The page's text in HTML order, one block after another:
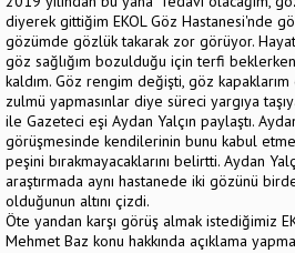
diyerek gittiğim EKOL Göz Hastanesi'nde
gözümde gözlük takarak zor görüyor.
göz sağlığım bozulduğu için terfi
kaldım. Göz rengim değişti, göz
zulmü yapmasınlar diye süreci yargıya
ile Gazeteci eşi Aydan Yalçın paylaştı.
görüşmesinde kendilerinin bunu kabul
peşini bırakmayacaklarını belirtti. Aydan
araştırmada aynı hastanede iki gözünü
olduğunun altını çizdi.
Öte yandan karşı görüş almak istediğimiz
Mehmet Baz konu hakkında açıklama